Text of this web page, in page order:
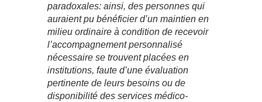
paradoxales: ainsi, des personnes qui
auraient pu bénéficier d’un maintien en
milieu ordinaire à condition de recevoir
l’accompagnement personnalisé
nécessaire se trouvent placées en
institutions, faute d’une évaluation
pertinente de leurs besoins ou de
disponibilité des services médico-